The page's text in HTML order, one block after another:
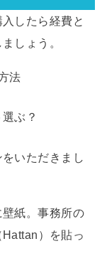
したら経費と
しょう。
法
ぶ？
いただきまし
紙。事務所の
）を貼っ